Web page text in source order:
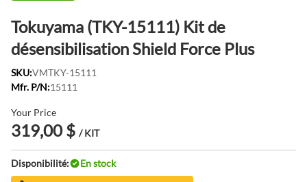
Tokuyama (TKY-15111) Kit de
désensibilisation Shield Force Plus
SKU:VMTKY-15111
Mfr. P/N:15111
Your Price
319,00 $ / KIT
Disponibilité:
En stock